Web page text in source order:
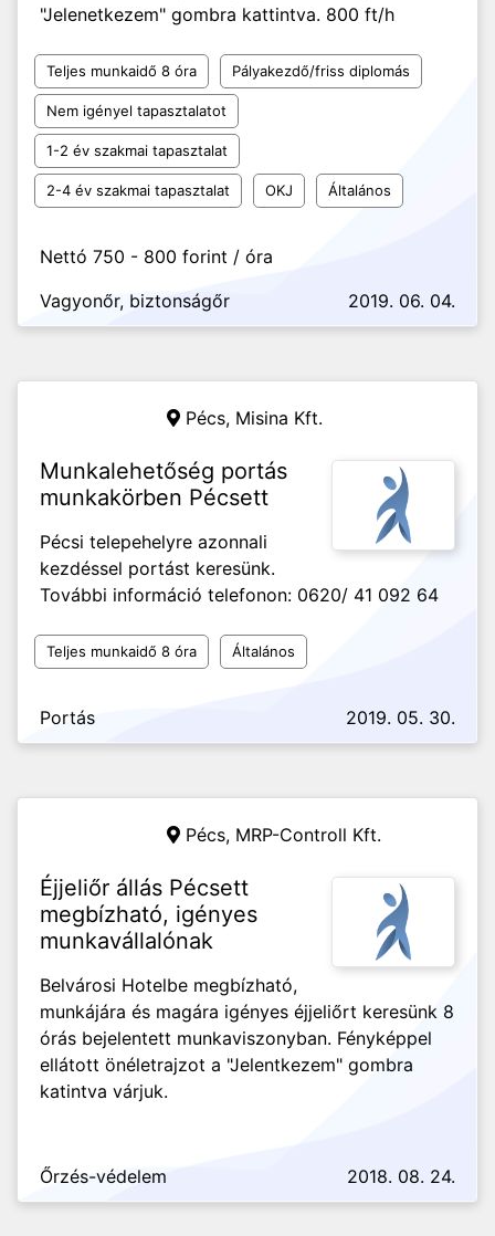
"Jelenetkezem" gombra kattintva. 800 ft/h
Teljes munkaidő 8 óra Pályakezdő/friss diplomás
Nem igényel tapasztalatot
1-2 év szakmai tapasztalat
2-4 év szakmai tapasztalat OKJ Általános
Nettó 750 - 800 forint / óra
Vagyonőr, biztonságőr
2019. 06. 04.
Pécs, Misina Kft.
Munkalehetőség portás
munkakörben Pécsett
Pécsi telepehelyre azonnali
kezdéssel portást keresünk.
További információ telefonon: 0620/ 41 092 64
Teljes munkaidő 8 óra Általános
Portás 2019. 05. 30.
Pécs, MRP-Controll Kft.
Éjjeliőr állás Pécsett
megbízható, igényes
munkavállalónak
Belvárosi Hotelbe megbízható,
munkájára és magára igényes éjjeliőrt keresünk 8
órás bejelentett munkaviszonyban. Fényképpel
ellátott önéletrajzot a "Jelentkezem" gombra
katintva várjuk.
Őrzés-védelem 2018. 08. 24.